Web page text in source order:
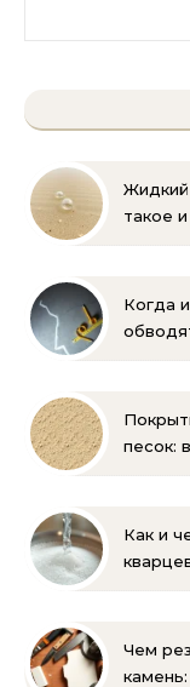
Жидкий
такое
Когда
песок:
Как и
Чем